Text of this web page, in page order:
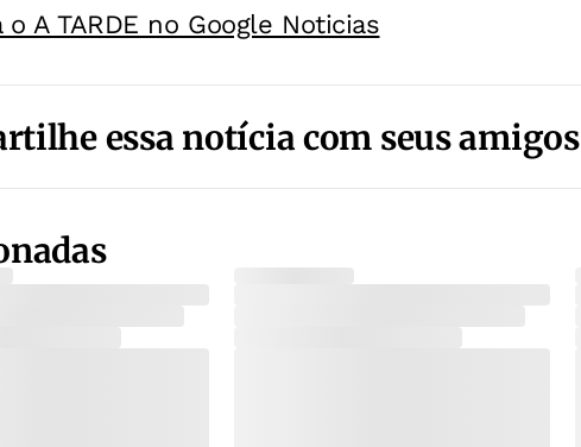
o A TARDE no Google Noticias
essa notícia com seus amigos